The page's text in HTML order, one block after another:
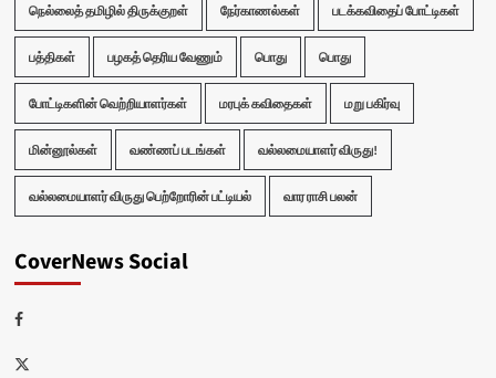
நெல்லைத் தமிழில் திருக்குறள் நேர்காணல்கள் படக்கவிதைப் போட்டிகள்
பத்திகள் பழகத் தெரிய வேணும் பொது பொது
போட்டிகளின் வெற்றியாளர்கள் மரபுக் கவிதைகள் மறு பகிர்வு
மின்னூல்கள் வண்ணப் படங்கள் வல்லமையாளர் விருது!
வல்லமையாளர் விருது பெற்றோரின் பட்டியல் வார ராசி பலன்
CoverNews Social
Facebook
Twitter